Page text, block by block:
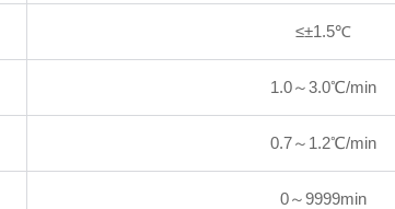
≤±1.5℃
1.0～3.0℃/min
0.7～1.2℃/min
0～9999min